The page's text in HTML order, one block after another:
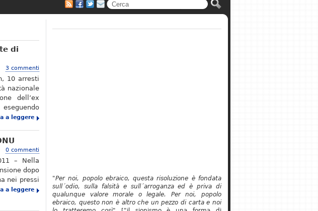
di
3 commenti
10 arresti
nazionale
dell’ex
a leggere
0 commenti
– Nella
dopo
nei pressi
a leggere
"Per noi, popolo ebraico, questa risoluzione è fondata
sull´odio, sulla falsità e sull´arroganza ed è priva di
qualunque valore morale o legale. Per noi, popolo
ebraico, questo non è altro che un pezzo di carta e noi